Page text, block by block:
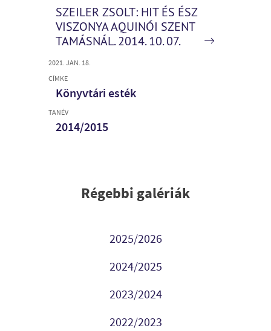
SZEILER ZSOLT: HIT ÉS ÉSZ
VISZONYA AQUINÓI SZENT
TAMÁSNÁL. 2014. 10. 07.
2021. JAN. 18.
CÍMKE
Könyvtári esték
TANÉV
2014/2015
Régebbi galériák
2025/2026
2024/2025
2023/2024
2022/2023